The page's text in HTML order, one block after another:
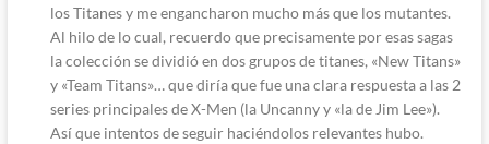
los Titanes y me engancharon mucho más que los mutantes.
Al hilo de lo cual, recuerdo que precisamente por esas sagas
la colección se dividió en dos grupos de titanes, «New Titans»
y «Team Titans»… que diría que fue una clara respuesta a las 2
series principales de X-Men (la Uncanny y «la de Jim Lee»).
Así que intentos de seguir haciéndolos relevantes hubo.